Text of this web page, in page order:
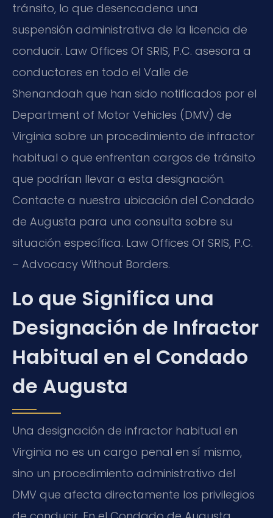
tránsito, lo que desencadena una
suspensión administrativa de la licencia de
conducir. Law Offices Of SRIS, P.C. asesora a
conductores en todo el Valle de
Shenandoah que han sido notificados por el
Department of Motor Vehicles (DMV) de
Virginia sobre un procedimiento de infractor
habitual o que enfrentan cargos de tránsito
que podrían llevar a esta designación.
Contacte a nuestra ubicación del Condado
de Augusta para una consulta sobre su
situación específica. Law Offices Of SRIS, P.C.
– Advocacy Without Borders.
Lo que Significa una
Designación de Infractor
Habitual en el Condado
de Augusta
Una designación de infractor habitual en
Virginia no es un cargo penal en sí mismo,
sino un procedimiento administrativo del
DMV que afecta directamente los privilegios